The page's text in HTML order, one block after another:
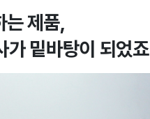
는 제품,
가 밑바탕이 되었죠